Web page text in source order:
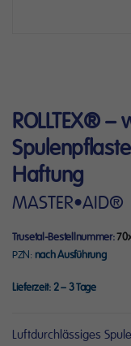
Anfang
der
Bildergalerie
springen
ROLLTEX® –
Haftung
MASTER•AID®
Trusetal-Bestellnummer
PZN nach Ausführung
Lieferzeit: 2 – 3 Tage
Luftdurchlässiges